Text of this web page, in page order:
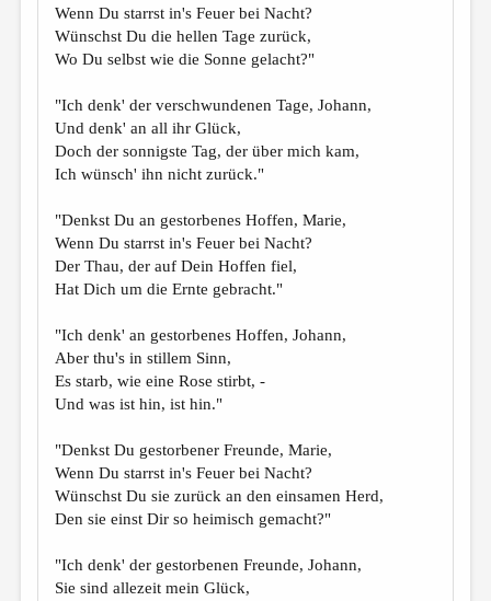
Wenn Du starrst in's Feuer bei Nacht?
Wünschst Du die hellen Tage zurück,
Wo Du selbst wie die Sonne gelacht?"
"Ich denk' der verschwundenen Tage, Johann,
Und denk' an all ihr Glück,
Doch der sonnigste Tag, der über mich kam,
Ich wünsch' ihn nicht zurück."
"Denkst Du an gestorbenes Hoffen, Marie,
Wenn Du starrst in's Feuer bei Nacht?
Der Thau, der auf Dein Hoffen fiel,
Hat Dich um die Ernte gebracht."
"Ich denk' an gestorbenes Hoffen, Johann,
Aber thu's in stillem Sinn,
Es starb, wie eine Rose stirbt, -
Und was ist hin, ist hin."
"Denkst Du gestorbener Freunde, Marie,
Wenn Du starrst in's Feuer bei Nacht?
Wünschst Du sie zurück an den einsamen Herd,
Den sie einst Dir so heimisch gemacht?"
"Ich denk' der gestorbenen Freunde, Johann,
Sie sind allezeit mein Glück,